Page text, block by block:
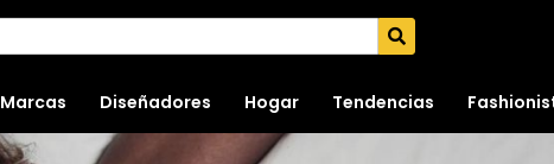
Marcas Diseñadores Hogar Tendencias